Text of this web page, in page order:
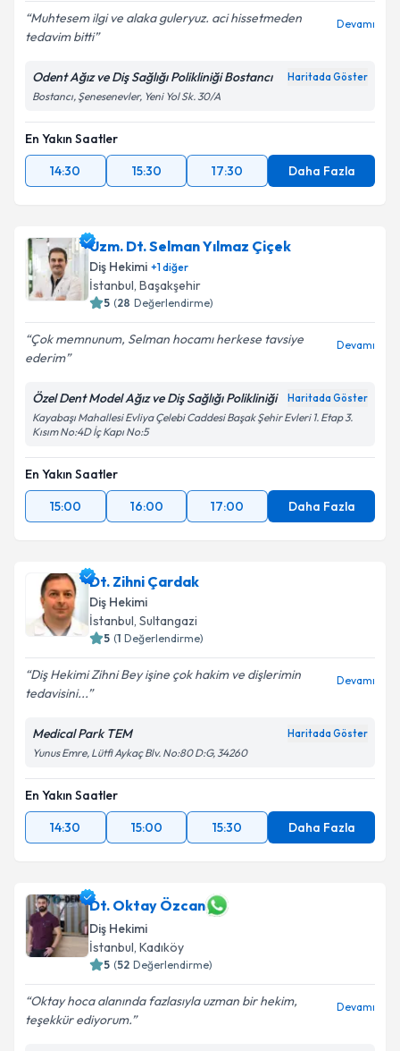
Muhtesem ilgi ve alaka guleryuz. aci hissetmeden
tedavim bitti
Devamı
Odent Ağız ve Diş Sağlığı Polikliniği Bostancı Haritada Göster
Bostancı, Şenesenevler, Yeni Yol Sk. 30/A
En Yakın Saatler
14:30
15:30 17:30 Daha Fazla
Uzm. Dt. Selman Yılmaz Çiçek
Diş Hekimi +1diğer
İstanbul, Başakşehir
5 (28 Değerlendirme)
Çok memnunum, Selman hocamı herkese tavsiye
ederim
Devamı
Özel Dent Model Ağız ve Diş Sağlığı Polikliniği Haritada Göster
Kayabaşı Mahallesi Evliya Çelebi Caddesi Başak Şehir Evleri 1. Etap 3.
Kısım No:4D İç Kapı No:5
En Yakın Saatler
15:00
16:00 17:00 Daha Fazla
Dt. Zihni Çardak
Diş Hekimi
İstanbul, Sultangazi
5 (1 Değerlendirme)
Diş Hekimi Zihni Bey işine çok hakim ve dişlerimin
tedavisini...
Devamı
Medical Park TEM Haritada Göster
Yunus Emre, Lütfi Aykaç Blv. No:80 D:G, 34260
En Yakın Saatler
14:30
15:00 15:30 Daha Fazla
Dt. Oktay Özcan
Diş Hekimi
İstanbul, Kadıköy
5 (52 Değerlendirme)
Oktay hoca alanında fazlasıyla uzman bir hekim,
teşekkür ediyorum.
Devamı